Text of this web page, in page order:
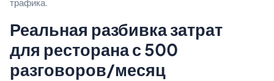
трафика.
Реальная разбивка затрат
для ресторана с 500
разговоров/месяц